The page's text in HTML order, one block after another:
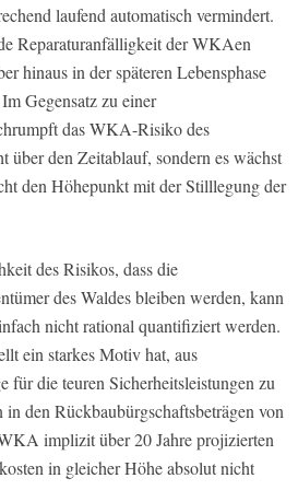
laufend automatisch vermindert.
Reparaturanfälligkeit der WKAen
hinaus in der späteren Lebensphase
Gegensatz zu einer
das WKA-Risiko des
über den Zeitablauf, sondern es wächst
den Höhepunkt mit der Stilllegung der
des Risikos, dass die
des Waldes bleiben werden, kann
nicht rational quantifiziert werden.
ein starkes Motiv hat, aus
für die teuren Sicherheitsleistungen zu
den Rückbaubürgschaftsbeträgen von
implizit über 20 Jahre projizierten
in gleicher Höhe absolut nicht